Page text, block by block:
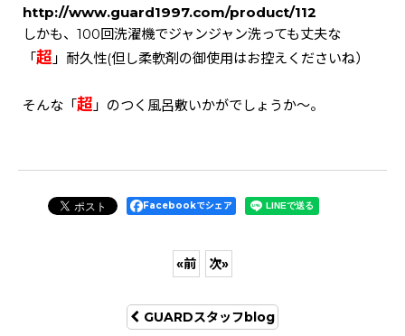
http://www.guard1997.com/product/112
しかも、100回洗濯機でジャンジャン洗っても丈夫な
「超 」耐久性(但し柔軟剤の御使用はお控えくださいね）
そんな「超 」のつく風呂敷いかがでしょうか～。
Facebookでシェア
«前 次»
GUARDスタッフblog